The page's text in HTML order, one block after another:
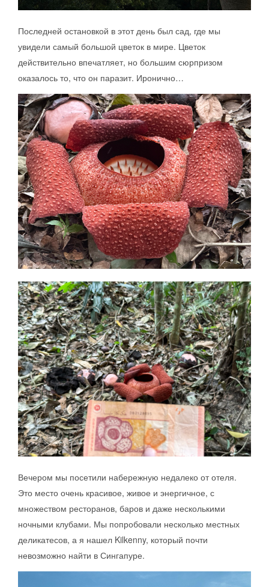
Последней остановкой в этот день был сад, где мы
увидели самый большой цветок в мире. Цветок
действительно впечатляет, но большим сюрпризом
оказалось то, что он паразит. Иронично…
Вечером мы посетили набережную недалеко от отеля.
Это место очень красивое, живое и энергичное, с
множеством ресторанов, баров и даже несколькими
ночными клубами. Мы попробовали несколько местных
деликатесов, а я нашел Kilkenny, который почти
невозможно найти в Сингапуре.